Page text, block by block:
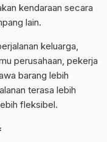
kendaraan secara
lain.
keluarga,
perusahaan, pekerja
barang lebih
terasa lebih
fleksibel.